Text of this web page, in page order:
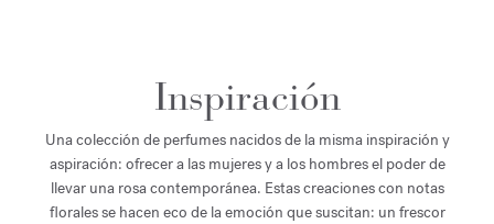
Inspiración
Una colección de perfumes nacidos de la misma inspiración y
aspiración: ofrecer a las mujeres y a los hombres el poder de
llevar una rosa contemporánea. Estas creaciones con notas
florales se hacen eco de la emoción que suscitan: un frescor